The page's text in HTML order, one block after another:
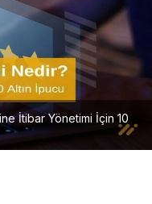
İtibar Yönetimi İçin 10